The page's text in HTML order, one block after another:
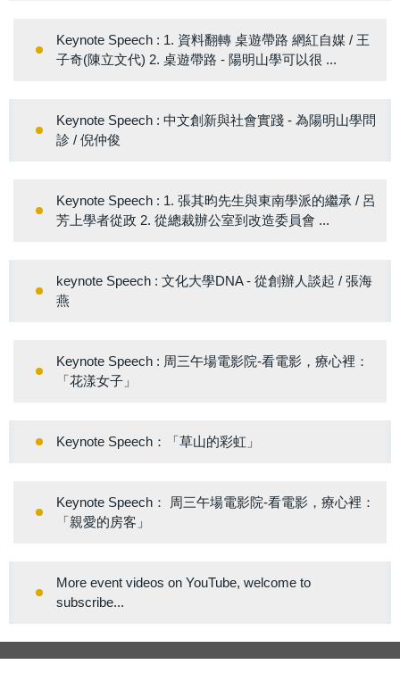
Keynote Speech : 1. 資料翻轉 桌遊帶路 網紅自媒 / 王
子奇(陳立文代) 2. 桌遊帶路 - 陽明山學可以很 ...
Keynote Speech : 中文創新與社會實踐 - 為陽明山學問
診 / 倪仲俊
Keynote Speech : 1. 張其昀先生與東南學派的繼承 / 呂
芳上學者從政 2. 從總裁辦公室到改造委員會 ...
keynote Speech : 文化大學DNA - 從創辦人談起 / 張海
燕
Keynote Speech : 周三午場電影院-看電影，療心裡：
「花漾女子」
Keynote Speech：「草山的彩虹」
Keynote Speech： 周三午場電影院-看電影，療心裡：
「親愛的房客」
More event videos on YouTube, welcome to
subscribe...